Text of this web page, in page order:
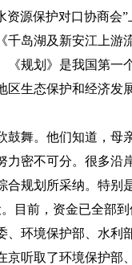
源保护对口协商会
岛湖及新安江上游
规划》是我国第一
生态保护和经济发
舞。他们知道，母
密不可分。很多沿
规划所采纳。特别
目前，资金已全部到
环境保护部、水利
听取了环境保护部